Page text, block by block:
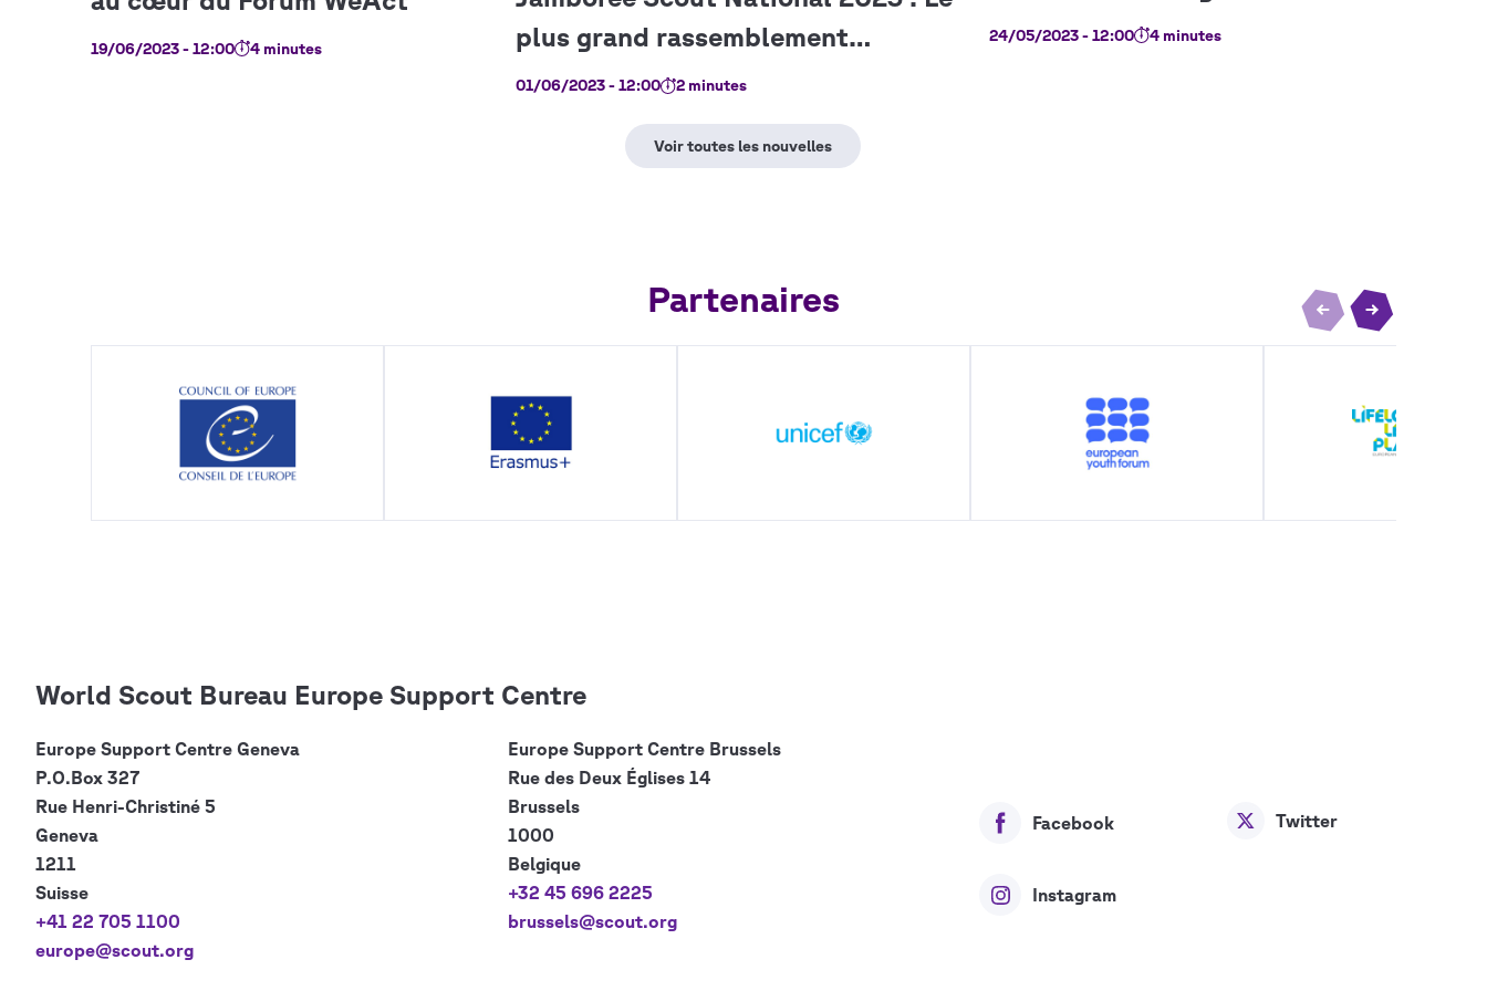
19/06/2023 - 12:00 4 minutes
01/06/2023 - 12:00 2 minutes
24/05/2023 - 12:00 4 minutes
World Scout Bureau Europe Support Centre
Europe Support Centre Geneva
P.O.Box 327
Rue Henri-Christiné 5
Geneva
1211
Suisse
+41 22 705 1100
europe@scout.org
Europe Support Centre Brussels
Rue des Deux Églises 14
Brussels
1000
Belgique
+32 45 696 2225
brussels@scout.org
Facebook Twitter
Instagram